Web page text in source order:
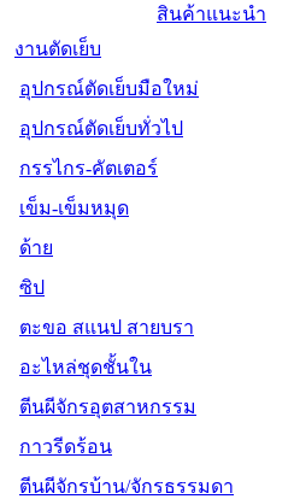
สินค้าแนะนำ
งานตัดเย็บ
อุปกรณ์ตัดเย็บมือใหม่
อุปกรณ์ตัดเย็บทั่วไป
กรรไกร-คัตเตอร์
เข็ม-เข็มหมุด
ด้าย
ซิป
ตะขอ สแนป สายบรา
อะไหล่ชุดชั้นใน
ตีนผีจักรอุตสาหกรรม
กาวรีดร้อน
ตีนผีจักรบ้าน/จักรธรรมดา